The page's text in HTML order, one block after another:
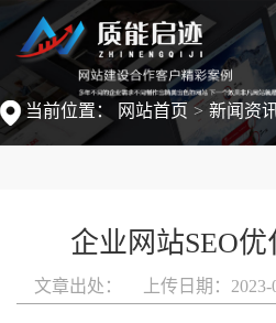
当前位置： 网站首页 新闻资
企业网站SEO
文章出处： 上传日期：2023-